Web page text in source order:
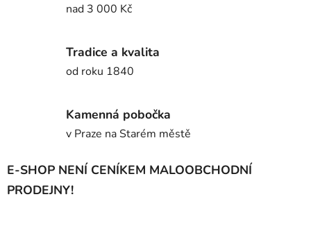
nad 3 000 Kč
Tradice a kvalita
od roku 1840
Kamenná pobočka
v Praze na Starém městě
E-SHOP NENÍ CENÍKEM MALOOBCHODNÍ
PRODEJNY!